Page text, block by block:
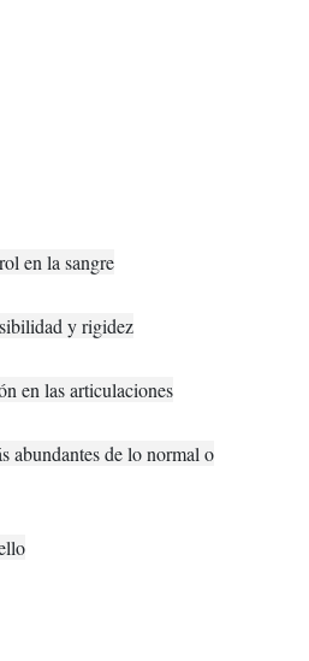
en la sangre
y rigidez
en las articulaciones
abundantes de lo normal o